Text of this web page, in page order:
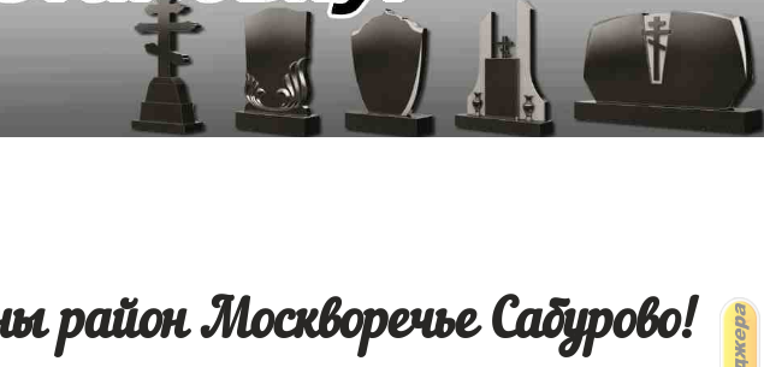
район Москворечье Сабурово!